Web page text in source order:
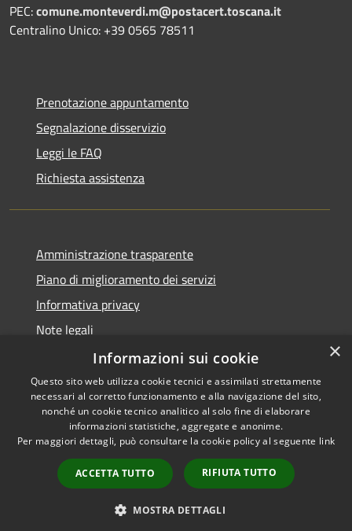
PEC:comune.monteverdi.m@postacert.toscana.it
Centralino Unico: +39 0565 78511
Prenotazione appuntamento
Segnalazione disservizio
Leggi le FAQ
Richiesta assistenza
Amministrazione trasparente
Piano di miglioramento dei servizi
Informativa privacy
Note legali
Dichiarazione di accessibilità
RSS
Accessibilità
Copyright © 2026 • Comune di
Powered byMunicipium
Accesso redazione
×
Informazioni sui cookie
Questo sito web utilizza cookie tecnici e assimilati strettamente
necessari al corretto funzionamento e alla navigazione del sito,
nonché un cookie tecnico analitico al solo fine di elaborare
informazioni statistiche, aggregate e anonime.
Per maggiori dettagli, può consultare la cookie policy al seguente link
ACCETTA TUTTO RIFIUTA TUTTO
MOSTRA DETTAGLI